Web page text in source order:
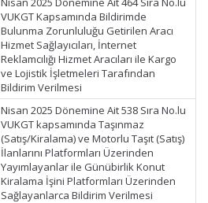
VUKGT Kapsamında Bildirimde
Bulunma Zorunluluğu Getirilen Aracı
Hizmet Sağlayıcıları, İnternet
Reklamcılığı Hizmet Aracıları ile Kargo
ve Lojistik İşletmeleri Tarafından
Bildirim Verilmesi
Nisan 2025 Dönemine Ait 538 Sıra No.lu
VUKGT kapsamında Taşınmaz
(Satış/Kiralama) ve Motorlu Taşıt (Satış)
İlanlarını Platformları Üzerinden
Yayımlayanlar ile Günübirlik Konut
Kiralama İşini Platformları Üzerinden
Sağlayanlarca Bildirim Verilmesi